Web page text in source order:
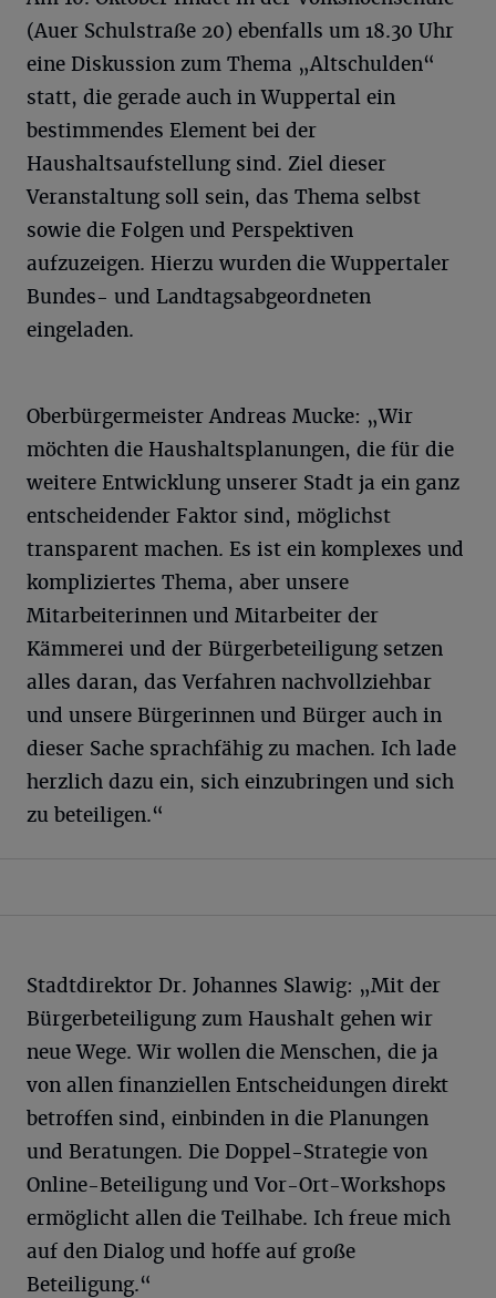
(Auer Schulstraße 20) ebenfalls um 18.30 Uhr
eine Diskussion zum Thema „Altschulden“
statt, die gerade auch in Wuppertal ein
bestimmendes Element bei der
Haushaltsaufstellung sind. Ziel dieser
Veranstaltung soll sein, das Thema selbst
sowie die Folgen und Perspektiven
aufzuzeigen. Hierzu wurden die Wuppertaler
Bundes- und Landtagsabgeordneten
eingeladen.
Oberbürgermeister Andreas Mucke: „Wir
möchten die Haushaltsplanungen, die für die
weitere Entwicklung unserer Stadt ja ein ganz
entscheidender Faktor sind, möglichst
transparent machen. Es ist ein komplexes und
kompliziertes Thema, aber unsere
Mitarbeiterinnen und Mitarbeiter der
Kämmerei und der Bürgerbeteiligung setzen
alles daran, das Verfahren nachvollziehbar
und unsere Bürgerinnen und Bürger auch in
dieser Sache sprachfähig zu machen. Ich lade
herzlich dazu ein, sich einzubringen und sich
zu beteiligen.“
Stadtdirektor Dr. Johannes Slawig: „Mit der
Bürgerbeteiligung zum Haushalt gehen wir
neue Wege. Wir wollen die Menschen, die ja
von allen finanziellen Entscheidungen direkt
betroffen sind, einbinden in die Planungen
und Beratungen. Die Doppel-Strategie von
Online-Beteiligung und Vor-Ort-Workshops
ermöglicht allen die Teilhabe. Ich freue mich
auf den Dialog und hoffe auf große
Beteiligung.“